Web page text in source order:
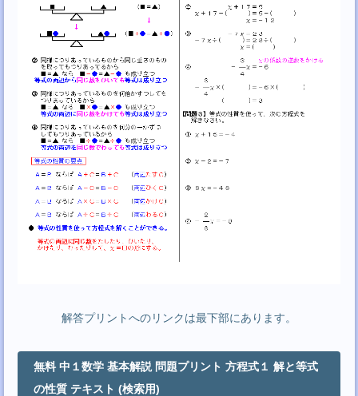
解答プリントへのリンクは最下部にあります。
無料 中１数学 基本解説 問題プリント 方程式１ 解と等式
の性質 テキスト (検索用)